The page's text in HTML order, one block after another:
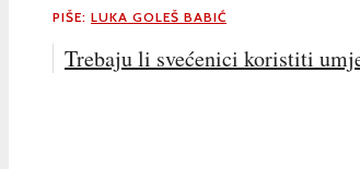
PIŠE: LUKA GOLEŠ BABIĆ
Trebaju li svećenici koristiti